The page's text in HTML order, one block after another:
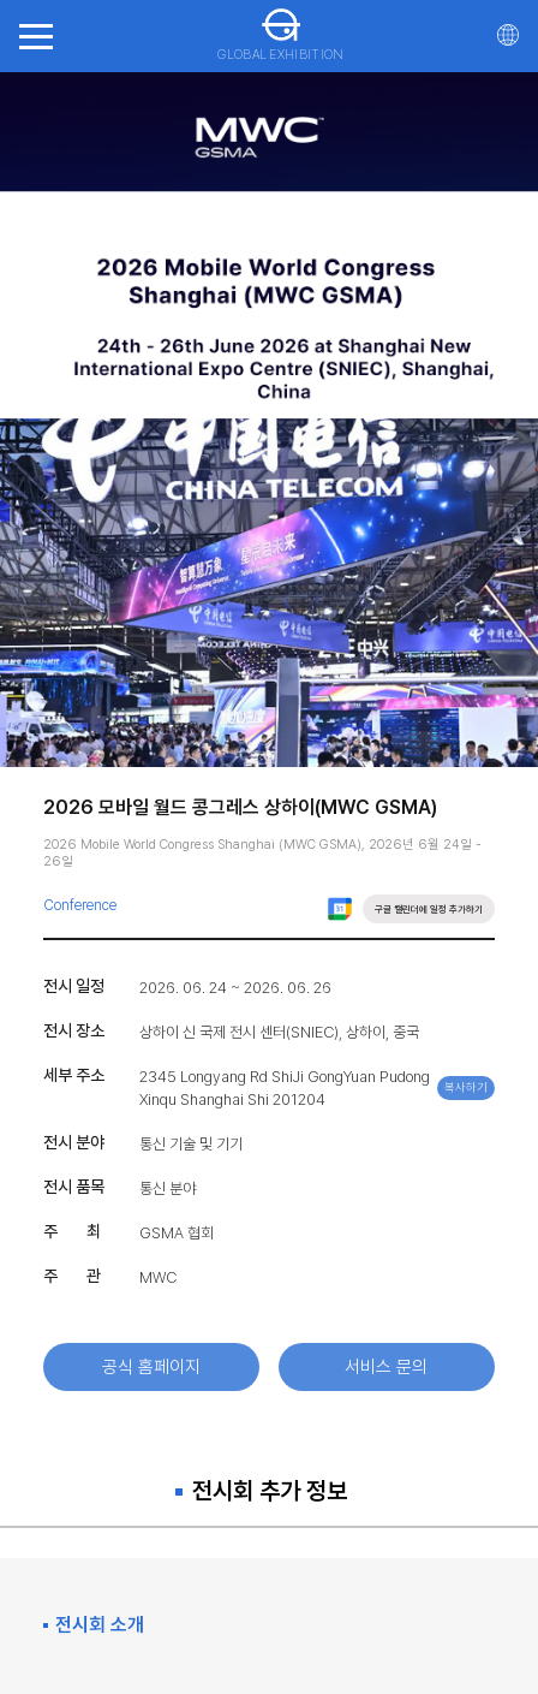
GLOBAL EXHIBITION
2026 모바일 월드 콩그레스 상하이(MWC GSMA)
2026 Mobile World Congress Shanghai (MWC GSMA), 2026년 6월 24일 -
26일
Conference 구글 캘린더에 일정 추가하기
전시 일정 2026. 06. 24 ~ 2026. 06. 26
전시 장소 상하이 신 국제 전시 센터(SNIEC), 상하이, 중국
세부 주소
2345 Longyang Rd ShiJi GongYuan Pudong
Xinqu Shanghai Shi 201204
복사하기
전시 분야 통신 기술 및 기기
전시 품목 통신 분야
주 최 GSMA 협회
주 관 MWC
공식 홈페이지 서비스 문의
전시회 추가 정보
전시회 소개